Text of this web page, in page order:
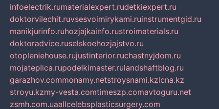
infoelectrik.rumaterialexpert.rudetkiexpert.ru
doktorvilechit.ruvsesvoimirykami.ruinstrumentgid.ru
manikjurinfo.ruhozjajkainfo.rustroimaterials.ru
doktoradvice.ruselskoehozjajstvo.ru
otopleniehouse.rujustinterior.ruchastnyjdom.ru
mojateplica.rupodelkimaster.rulandshaftblog.ru
garazhov.commonamy.netstroysnami.kzlcna.kz
stroyu.kzmy-vesta.comtimeszp.comavtoguru.net
zsmh.com.uaallcelebsplasticsurgery.com